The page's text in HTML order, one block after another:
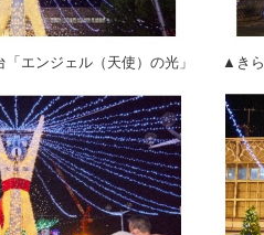
「エンジェル（天使）の光」 ▲きら